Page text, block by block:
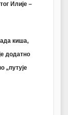
Илије –
киша,
додатно
„путује